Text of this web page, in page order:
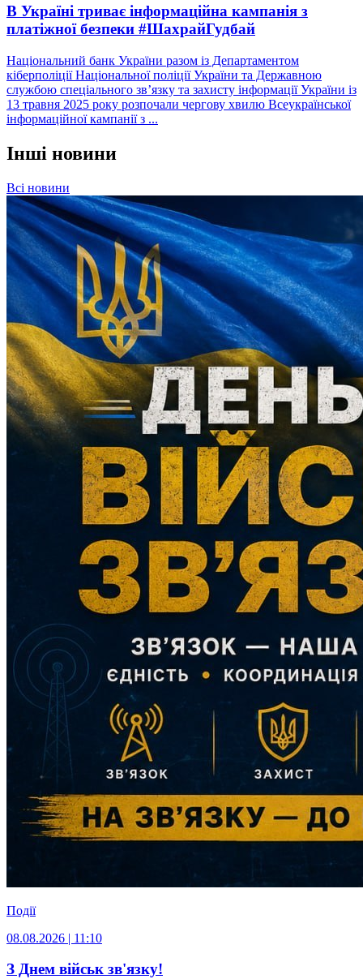
В Україні триває інформаційна кампанія з
платіжної безпеки #ШахрайГудбай
Національний банк України разом із Департаментом
кіберполіції Національної поліції України та Державною
службою спеціального зв’язку та захисту інформації України із
13 травня 2025 року розпочали чергову хвилю Всеукраїнської
інформаційної кампанії з ...
Інші новини
Всі новини
Події
08.08.2026 | 11:10
З Днем військ зв'язку!